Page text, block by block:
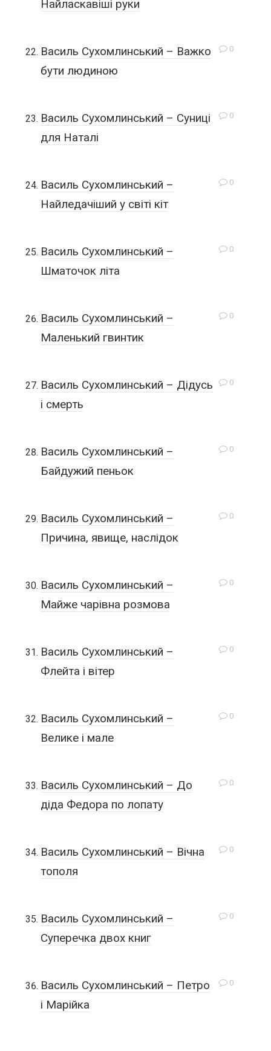
Найласкавіші руки
0
Василь Сухомлинський – Важко
бути людиною
0
Василь Сухомлинський – Суниці
для Наталі
0
Василь Сухомлинський –
Найледачіший у світі кіт
0
Василь Сухомлинський –
Шматочок літа
0
Василь Сухомлинський –
Маленький гвинтик
0
Василь Сухомлинський – Дідусь
і смерть
0
Василь Сухомлинський –
Байдужий пеньок
0
Василь Сухомлинський –
Причина, явище, наслідок
0
Василь Сухомлинський –
Майже чарівна розмова
0
Василь Сухомлинський –
Флейта і вітер
0
Василь Сухомлинський –
Велике і мале
0
Василь Сухомлинський – До
діда Федора по лопату
0
Василь Сухомлинський – Вічна
тополя
0
Василь Сухомлинський –
Суперечка двох книг
0
Василь Сухомлинський – Петро
і Марійка